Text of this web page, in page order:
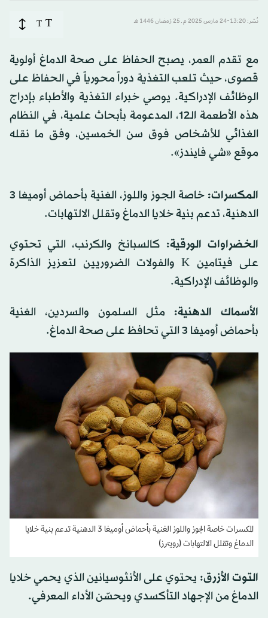
نُشر: 13:20-24 مارس 2025 م ـ 25 رَمضان 1446 هـ T
T
مع تقدم العمر، يصبح الحفاظ على صحة الدماغ أولوية
قصوى، حيث تلعب التغذية دوراً محورياً في الحفاظ على
الوظائف الإدراكية. يوصي خبراء التغذية والأطباء بإدراج
هذه الأطعمة الـ12، المدعومة بأبحاث علمية، في النظام
الغذائي للأشخاص فوق سن الخمسين، وفق ما نقله
موقع «شي فايندز».
المكسرات:
خاصة الجوز واللوز، الغنية بأحماض أوميغا 3
الدهنية، تدعم بنية خلايا الدماغ وتقلل الالتهابات.
الخضراوات الورقية: كالسبانخ والكرنب، التي تحتوي
على فيتامين K والفولات الضروريين لتعزيز الذاكرة
والوظائف الإدراكية.
الأسماك الدهنية: مثل السلمون والسردين، الغنية
بأحماض أوميغا 3 التي تحافظ على صحة الدماغ.
المكسرات خاصة الجوز واللوز الغنية بأحماض أوميغا 3 الدهنية تدعم بنية خلايا
الدماغ وتقلل الالتهابات (رويترز)
التوت الأزرق: يحتوي على الأنثوسيانين الذي يحمي خلايا
الدماغ من الإجهاد التأكسدي ويحسّن الأداء المعرفي.